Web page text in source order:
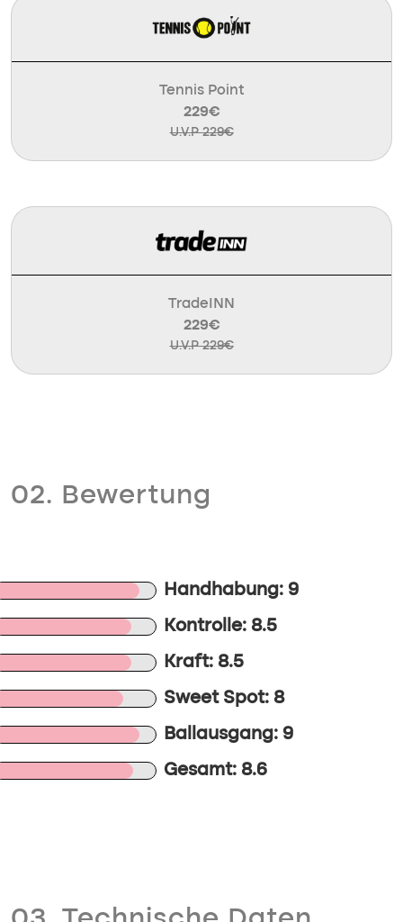
Tennis Point
229€
U.V.P 229€
TradeINN
229€
U.V.P 229€
02. Bewertung
Handhabung: 9
Kontrolle: 8.5
Kraft: 8.5
Sweet Spot: 8
Ballausgang: 9
Gesamt: 8.6